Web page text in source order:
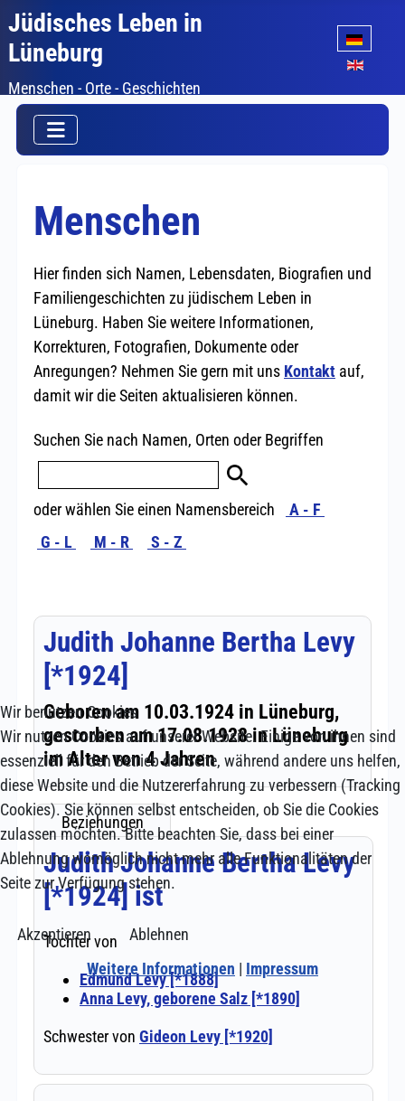
Jüdisches Leben in
Lüneburg
Menschen - Orte - Geschichten
Sprache
Wir benutzen Cookies
Wir nutzen Cookies auf unserer Website. Einige von ihnen sind
essenziell für den Betrieb der Seite, während andere uns helfen,
diese Website und die Nutzererfahrung zu verbessern (Tracking
Cookies). Sie können selbst entscheiden, ob Sie die Cookies
zulassen möchten. Bitte beachten Sie, dass bei einer
Ablehnung womöglich nicht mehr alle Funktionalitäten der
Seite zur Verfügung stehen.
Akzeptieren
Ablehnen
Weitere Informationen | Impressum